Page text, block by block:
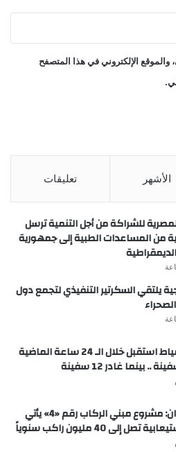
الإلكتروني في هذا المتصفح
الأشهر تعليقات
للشراكة من أجل التنمية ترسل
من المساعدات الطبية إلى جمهورية
يلتقي السكرتير التنفيذي لتجمع دول
ميناء_دمياط استقبل خلال الـ 24 ساعة الماضية
وزير الطيران: مشروع مبني الركاب رقم «4» يأتي
إلى 40 مليون راكب سنوياً